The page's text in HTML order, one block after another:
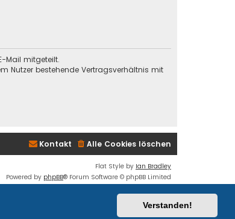
Verstanden!
Mail mitgeteilt.
Nutzer bestehende Vertragsverhältnis mit
Alle Cookies löschen
Kontakt
Flat Style by Ian Bradley
Powered by phpBB® Forum Software © phpBB Limited
Nutzungsbedingungen